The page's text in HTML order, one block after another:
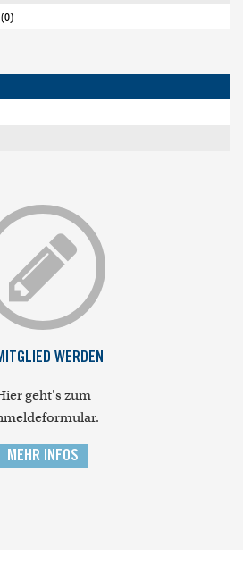
(0)
WERDEN
geht's zum
MEHR INFOS